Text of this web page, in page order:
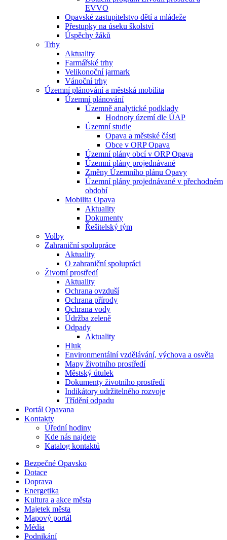
EVVO
Opavské zastupitelstvo dětí a mládeže
Přestupky na úseku školství
Úspěchy žáků
Trhy
Aktuality
Farmářské trhy
Velikonoční jarmark
Vánoční trhy
Územní plánování a městská mobilita
Územní plánování
Územně analytické podklady
Hodnoty území dle ÚAP
Územní studie
Opava a městské části
Obce v ORP Opava
Územní plány obcí v ORP Opava
Územní plány projednávané
Změny Územního plánu Opavy
Územní plány projednávané v přechodném
období
Mobilita Opava
Aktuality
Dokumenty
Řešitelský tým
Volby
Zahraniční spolupráce
Aktuality
O zahraniční spolupráci
Životní prostředí
Aktuality
Ochrana ovzduší
Ochrana přírody
Ochrana vody
Údržba zeleně
Odpady
Aktuality
Hluk
Environmentální vzdělávání, výchova a osvěta
Mapy životního prostředí
Městský útulek
Dokumenty životního prostředí
Indikátory udržitelného rozvoje
Třídění odpadu
Portál Opavana
Kontakty
Úřední hodiny
Kde nás najdete
Katalog kontaktů
Bezpečné Opavsko
Dotace
Doprava
Energetika
Kultura a akce města
Majetek města
Mapový portál
Média
Podnikání